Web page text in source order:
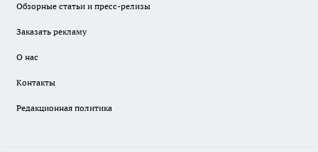
Обзорные статьи и пресс-релизы
Заказать рекламу
О нас
Контакты
Редакционная политика